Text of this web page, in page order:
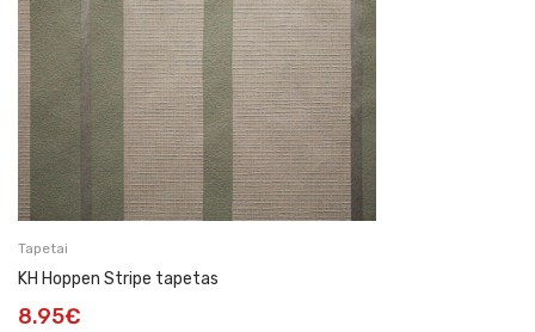
Tapetai
KH Hoppen Stripe tapetas
8.95€